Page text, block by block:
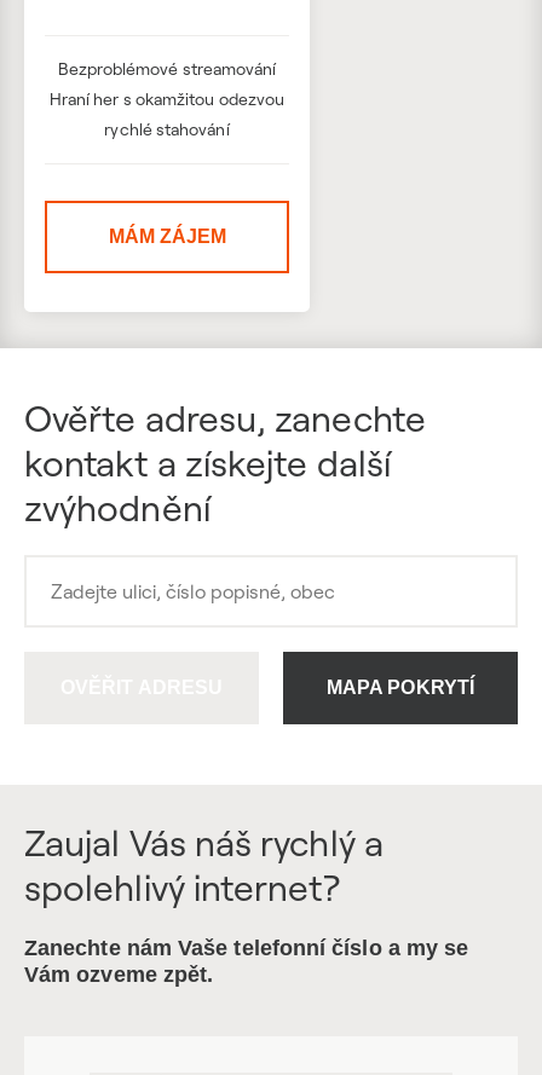
Bezproblémové streamování
Hraní her s okamžitou odezvou
rychlé stahování
MÁM ZÁJEM
Ověřte adresu, zanechte
kontakt a získejte další
zvýhodnění
MAPA POKRYTÍ
Zaujal Vás náš rychlý a
spolehlivý internet?
Zanechte nám Vaše telefonní číslo a my se
Vám ozveme zpět.